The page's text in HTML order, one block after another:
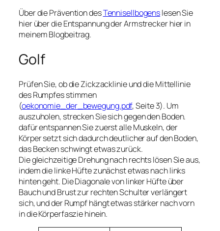
Über die Prävention desTennisellbogenslesen Sie
hier über die Entspannung der Armstrecker hier in
meinem Blogbeitrag.
Golf
Prüfen Sie, ob die Zickzacklinie und die Mittellinie
des Rumpfes stimmen
(oekonomie_der_bewegung.pdf, Seite 3). Um
auszuholen, strecken Sie sich gegen den Boden.
dafür entspannen Sie zuerst alle Muskeln, der
Körper setzt sich dadurch deutlicher auf den Boden,
das Becken schwingt etwas zurück.
Die gleichzeitige Drehung nach rechts lösen Sie aus,
indem die linke Hüfte zunächst etwas nach links
hinten geht. Die Diagonale von linker Hüfte über
Bauch und Brust zur rechten Schulter verlängert
sich, und der Rumpf hängt etwas stärker nach vorn
in die Körperfaszie hinein.